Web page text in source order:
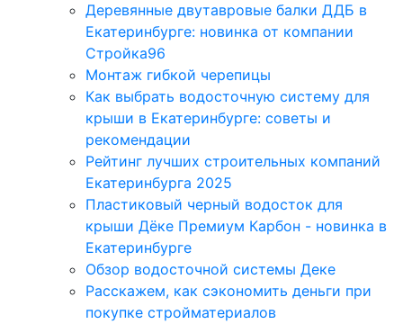
Деревянные двутавровые балки ДДБ в
Екатеринбурге: новинка от компании
Стройка96
Монтаж гибкой черепицы
Как выбрать водосточную систему для
крыши в Екатеринбурге: советы и
рекомендации
Рейтинг лучших строительных компаний
Екатеринбурга 2025
Пластиковый черный водосток для
крыши Дёке Премиум Карбон - новинка в
Екатеринбурге
Обзор водосточной системы Деке
Расскажем, как сэкономить деньги при
покупке стройматериалов